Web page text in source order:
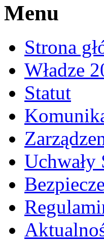
Menu
Strona
Władze
Statut
Uchwały